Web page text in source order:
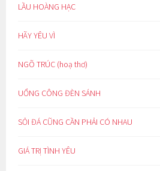
LẦU HOÀNG HẠC
HÃY YÊU VÌ
NGÕ TRÚC (hoạ thơ)
UỔNG CÔNG ĐÈN SÁNH
SỎI ĐÁ CŨNG CẦN PHẢI CÓ NHAU
GIÁ TRỊ TÌNH YÊU